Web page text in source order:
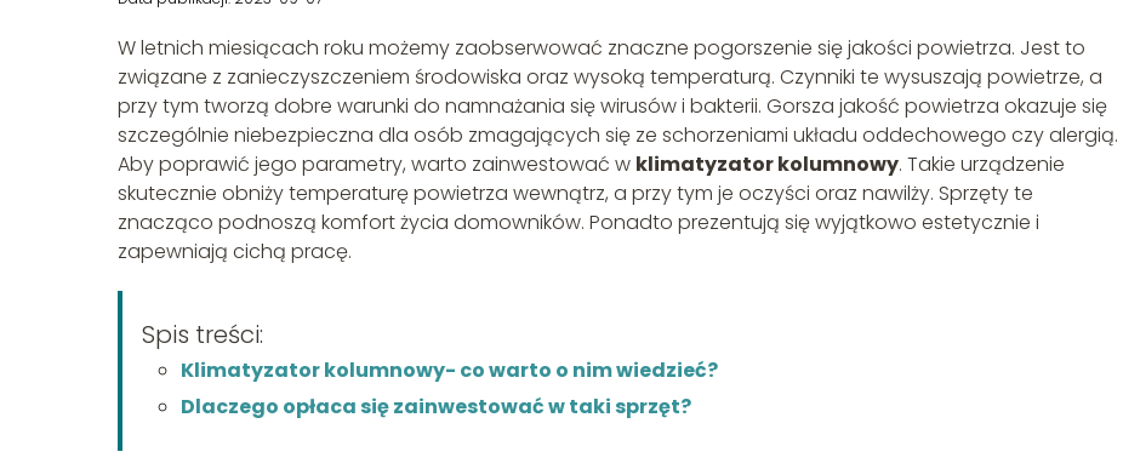
W letnich miesiącach roku możemy zaobserwować znaczne pogorszenie się jakości powietrza. Jest to
związane z zanieczyszczeniem środowiska oraz wysoką temperaturą. Czynniki te wysuszają powietrze, a
przy tym tworzą dobre warunki do namnażania się wirusów i bakterii. Gorsza jakość powietrza okazuje się
szczególnie niebezpieczna dla osób zmagających się ze schorzeniami układu oddechowego czy alergią.
Aby poprawić jego parametry, warto zainwestować w klimatyzator kolumnowy. Takie urządzenie
skutecznie obniży temperaturę powietrza wewnątrz, a przy tym je oczyści oraz nawilży. Sprzęty te
znacząco podnoszą komfort życia domowników. Ponadto prezentują się wyjątkowo estetycznie i
zapewniają cichą pracę.
Spis treści:
Klimatyzator kolumnowy- co warto o nim wiedzieć?
Dlaczego opłaca się zainwestować w taki sprzęt?